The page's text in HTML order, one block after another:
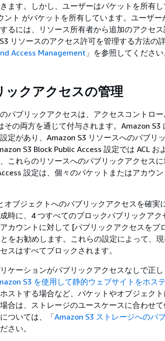
ます。しかし、ユーザーはバケットを所有し
ント がバケットを所有しています。ユーザー
るには、リソース所有者から追加のアクセ
リソースのアクセス許可を管理する方法の
Access Management 」を参照してください
ックアクセスの管理
パブリックアクセスは、アクセスコントロー
その両方を通じて付与されます。Amazon S3
定があり、Amazon S3 リソースへのパブリ
S3 Block Public Access 設定では ACL お
これらのリソースへのパブリックアクセス
設定は、個々のバケットまたはアカウ
ブジェクトへのパブリックアクセスを確実
時に、4 つすべてのブロックパブリックアク
カウントに対して [パブリックアクセスをブ
をお勧めします。これらの設定によって、現
スはすべてブロックされます。
ケーションがパブリックアクセスなしで正
S3 を使用して静的ウェブサイトをホス
ストする場合など、バケットやオブジェクト
合は、ストレージのユースケースに合わせ
ついては、「Amazon S3 ストレージへのパ
さい。